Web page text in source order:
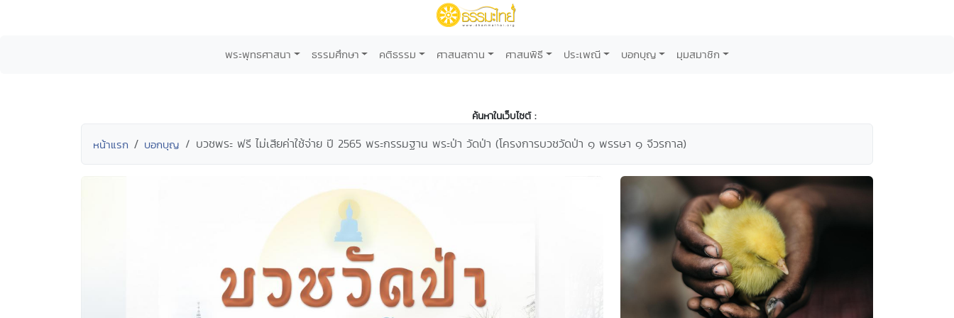
พระพุทธศาสนา ธรรมศึกษา คติธรรม ศาสนสถาน ศาสนพิธี ประเพณี บอกบุญ มุมสมาชิก
ค้นหาในเว็บไซต์ :
หน้าแรก บอกบุญ บวชพระ ฟรี ไม่เสียค่าใช้จ่าย ปี 2565 พระกรรมฐาน พระป่า วัดป่า (โครงการบวชวัดป่า ๑ พรรษา ๑ จีวรกาล)